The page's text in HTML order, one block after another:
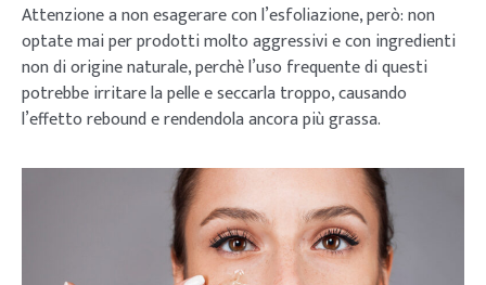
Attenzione a non esagerare con l’esfoliazione, però: non
optate mai per prodotti molto aggressivi e con ingredienti
non di origine naturale, perchè l’uso frequente di questi
potrebbe irritare la pelle e seccarla troppo, causando
l’effetto rebound e rendendola ancora più grassa.